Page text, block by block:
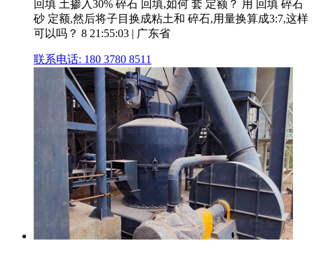
回填 土掺入30% 碎石 回填,如何 套 定额？ 用 回填 碎石
砂 定额,然后将子目换成粘土和 碎石,用量换算成3:7,这样
可以吗？ 8 21:55:03 | 广东省
联系电话: 180 3780 8511